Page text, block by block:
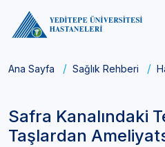
Ana Sayfa Sağlık Rehberi
Safra Kanalındaki
Taşlardan